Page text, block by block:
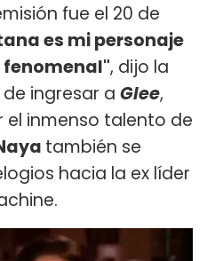
fue el 20 de
es mi personaje
fenomenal", dijo la
ingresar a Glee,
inmenso talento de
también se
hacia la ex líder